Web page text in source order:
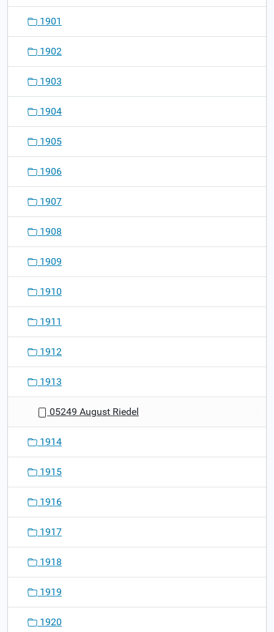
1901
1902
1903
1904
1905
1906
1907
1908
1909
1910
1911
1912
1913
05249 August Riedel
1914
1915
1916
1917
1918
1919
1920